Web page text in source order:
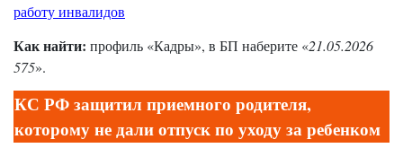
работу инвалидов
Как найти: профиль «Кадры», в БП наберите «21.05.2026
575».
КС РФ защитил приемного родителя,
которому не дали отпуск по уходу за ребенком